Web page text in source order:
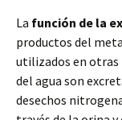
La función de la
productos del
utilizados en otras
del agua son
desechos